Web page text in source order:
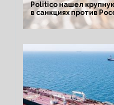
Politico нашел
в санкциях против